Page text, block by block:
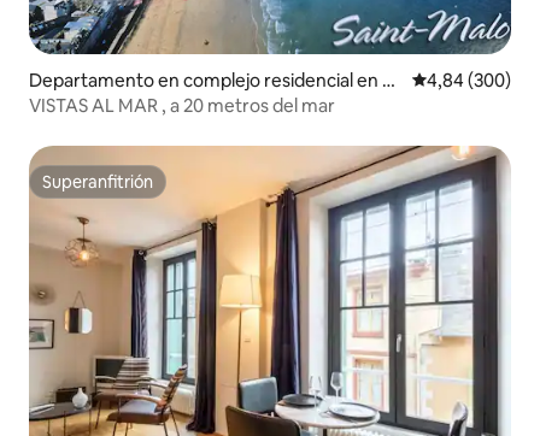
Departamento en complejo residencial en Sa
int-Malo
Calificación
4,84 (300)
VISTAS AL MAR , a 20 metros del mar
Superanfitrión
Superanfitrión